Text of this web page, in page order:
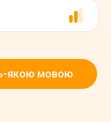
якою мовою